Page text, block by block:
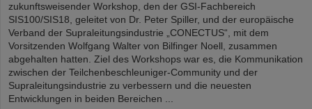
zukunftsweisender Workshop, den der GSI-Fachbereich
SIS100/SIS18, geleitet von Dr. Peter Spiller, und der europäische
Verband der Supraleitungsindustrie „CONECTUS“, mit dem
Vorsitzenden Wolfgang Walter von Bilfinger Noell, zusammen
abgehalten hatten. Ziel des Workshops war es, die Kommunikation
zwischen der Teilchenbeschleuniger-Community und der
Supraleitungsindustrie zu verbessern und die neuesten
Entwicklungen in beiden Bereichen ...